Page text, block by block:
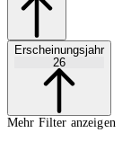
Erscheinungsjahr
26
Mehr Filter anzeigen